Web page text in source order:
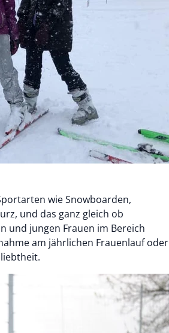
wie Snowboarden,
und das ganz gleich ob
und jungen Frauen im Bereich
am jährlichen Frauenlauf oder